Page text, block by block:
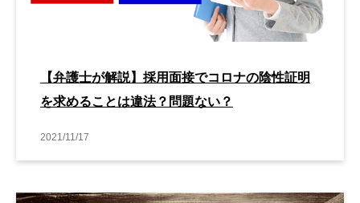
【弁護士が解説】採用面接でコロナの陰性証明
を求めることは違法？問題ない？
2021/11/17